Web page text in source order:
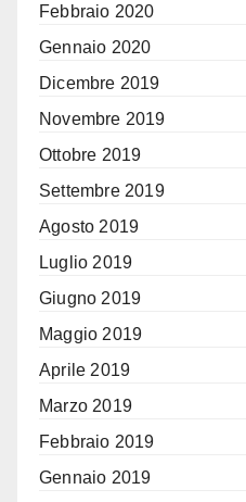
Febbraio 2020
Gennaio 2020
Dicembre 2019
Novembre 2019
Ottobre 2019
Settembre 2019
Agosto 2019
Luglio 2019
Giugno 2019
Maggio 2019
Aprile 2019
Marzo 2019
Febbraio 2019
Gennaio 2019